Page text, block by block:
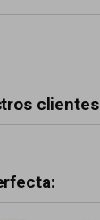
clientes